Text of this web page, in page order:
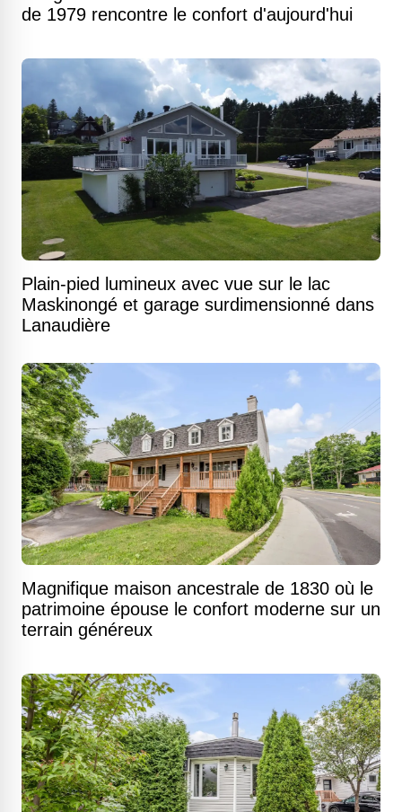
de 1979 rencontre le confort d'aujourd'hui
Plain-pied lumineux avec vue sur le lac
Maskinongé et garage surdimensionné dans
Lanaudière
Magnifique maison ancestrale de 1830 où le
patrimoine épouse le confort moderne sur un
terrain généreux